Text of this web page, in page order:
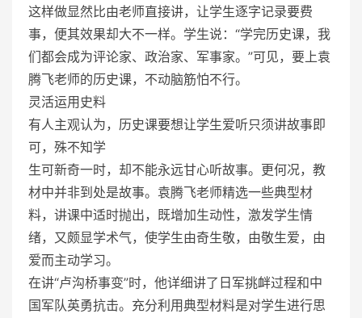
这样做显然比由老师直接讲，让学生逐字记录要费
事，便其效果却大不一样。学生说：“学完历史课，我
们都会成为评论家、政治家、军事家。”可见，要上袁
腾飞老师的历史课，不动脑筋怕不行。
灵活运用史料
有人主观认为，历史课要想让学生爱听只须讲故事即
可，殊不知学
生可新奇一时，却不能永远甘心听故事。更何况，教
材中并非到处是故事。袁腾飞老师精选一些典型材
料，讲课中适时抛出，既增加生动性，激发学生情
绪，又颇显学术气，使学生由奇生敬，由敬生爱，由
爱而主动学习。
在讲“卢沟桥事变”时，他详细讲了日军挑衅过程和中
国军队英勇抗击。充分利用典型材料是对学生进行思